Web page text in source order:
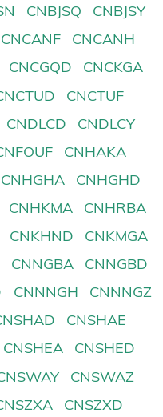
CNBJSQ
CNBJSY
CNCANF
CNCANH
CNCGQD
CNCKGA
CNCTUF
CNDLCD
CNDLCY
CNHAKA
CNHGHA
CNHGHD
CNHKMA
CNHRBA
CNKHND
CNKMGA
CNNGBA
CNNGBD
CNNNGH
CNNNGZ
CNSHAE
CNSHEA
CNSHED
CNSWAZ
CNSZXD